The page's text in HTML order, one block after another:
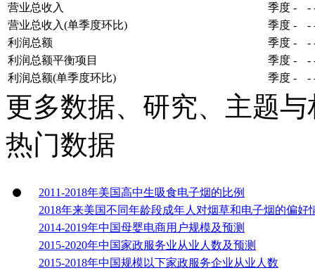
营业总收入
季度 - -
营业总收入(单季度环比)
季度 - -
利润总额
季度 - -
利润总额平衡项目
季度 - -
利润总额(单季度环比)
季度 - -
更多数据、研究、主题
热门数据
2011-2018年美国高中生吸食电子烟的比例
2018年来美国不同年龄段成年人对烟草和电子烟的偏好
2014-2019年中国母婴电商用户规模及预测
2015-2020年中国家政服务业从业人数及预测
2015-2018年中国规模以下家政服务企业从业人数